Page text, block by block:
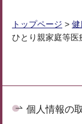
トップページ > 健
ひとり親家庭等医
個人情報の